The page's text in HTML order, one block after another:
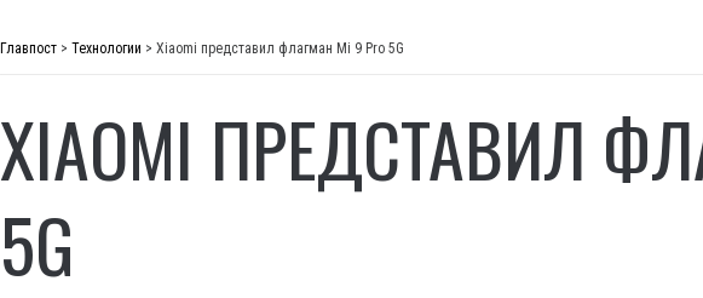
Главпост > Технологии > Xiaomi представил флагман Mi 9 Pro 5G
XIAOMI ПРЕДСТАВИЛ
5G